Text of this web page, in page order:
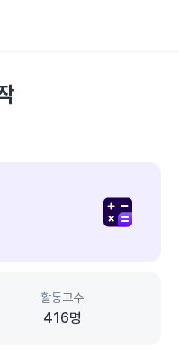
활동고수
416명